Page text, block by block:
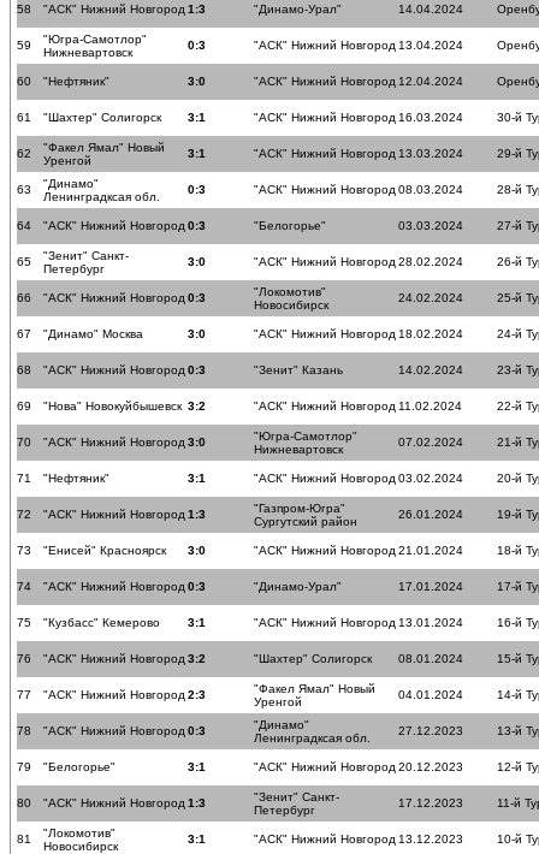
58 "АСК" Нижний Новгород 1:3 "Динамо-Урал" 14.04.2024
59
"Югра-Самотлор"
Нижневартовск
0:3 "АСК" Нижний Новгород 13.04.2024
60 "Нефтяник" 3:0 "АСК" Нижний Новгород 12.04.2024
61 "Шахтер" Солигорск 3:1 "АСК" Нижний Новгород 16.03.2024 30-й
62
"Факел Ямал" Новый
Уренгой
3:1 "АСК" Нижний Новгород 13.03.2024 29-й
63
"Динамо"
Ленинградксая обл.
0:3 "АСК" Нижний Новгород 08.03.2024 28-й
64 "АСК" Нижний Новгород 0:3 "Белогорье" 03.03.2024 27-й
65
"Зенит" Санкт-
Петербург
3:0 "АСК" Нижний Новгород 28.02.2024 26-й
66 "АСК" Нижний Новгород 0:3
"Локомотив"
Новосибирск
24.02.2024 25-й
67 "Динамо" Москва 3:0 "АСК" Нижний Новгород 18.02.2024 24-й
68 "АСК" Нижний Новгород 0:3 "Зенит" Казань 14.02.2024 23-й
69 "Нова" Новокуйбышевск 3:2 "АСК" Нижний Новгород 11.02.2024 22-й
70 "АСК" Нижний Новгород 3:0
"Югра-Самотлор"
Нижневартовск
07.02.2024 21-й
71 "Нефтяник" 3:1 "АСК" Нижний Новгород 03.02.2024 20-й
72 "АСК" Нижний Новгород 1:3
"Газпром-Югра"
Сургутский район
26.01.2024 19-й
73 "Енисей" Красноярск 3:0 "АСК" Нижний Новгород 21.01.2024 18-й
74 "АСК" Нижний Новгород 0:3 "Динамо-Урал" 17.01.2024 17-й
75 "Кузбасс" Кемерово 3:1 "АСК" Нижний Новгород 13.01.2024 16-й
76 "АСК" Нижний Новгород 3:2 "Шахтер" Солигорск 08.01.2024 15-й
77 "АСК" Нижний Новгород 2:3
"Факел Ямал" Новый
Уренгой
04.01.2024 14-й
78 "АСК" Нижний Новгород 0:3
"Динамо"
Ленинградксая обл.
27.12.2023 13-й
79 "Белогорье" 3:1 "АСК" Нижний Новгород 20.12.2023 12-й
80 "АСК" Нижний Новгород 1:3
"Зенит" Санкт-
Петербург
17.12.2023 11-й
81
"Локомотив"
Новосибирск
3:1 "АСК" Нижний Новгород 13.12.2023 10-й